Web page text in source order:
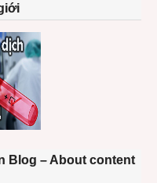
Blog – About content